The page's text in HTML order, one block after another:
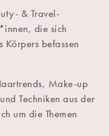
& Travel-
die sich
befassen
Make-up
Techniken aus der
um die Themen